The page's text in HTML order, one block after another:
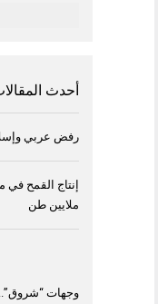
أحدث
رفض عربي
ملايين طن
وجهات